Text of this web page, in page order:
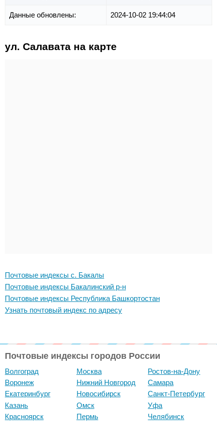
Данные обновлены: 2024-10-02 19:44:04
ул. Салавата на карте
Почтовые индексы с. Бакалы
Почтовые индексы Бакалинский р-н
Почтовые индексы Республика Башкортостан
Узнать почтовый индекс по адресу
Почтовые индексы городов России
Волгоград
Воронеж
Екатеринбург
Казань
Красноярск
Москва
Нижний Новгород
Новосибирск
Омск
Пермь
Ростов-на-Дону
Самара
Санкт-Петербург
Уфа
Челябинск